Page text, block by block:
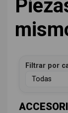
Filtrar por